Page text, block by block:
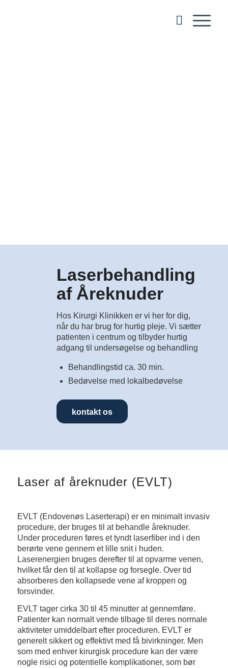
Laserbehandling
af Åreknuder
Hos Kirurgi Klinikken er vi her for dig,
når du har brug for hurtig pleje. Vi sætter
patienten i centrum og tilbyder hurtig
adgang til undersøgelse og behandling
Behandlingstid ca. 30 min.
Bedøvelse med lokalbedøvelse
kontakt os
Laser af åreknuder (EVLT)
EVLT (Endovenøs Laserterapi) er en minimalt invasiv
procedure, der bruges til at behandle åreknuder.
Under proceduren føres et tyndt laserfiber ind i den
berørte vene gennem et lille snit i huden.
Laserenergien bruges derefter til at opvarme venen,
hvilket får den til at kollapse og forsegle. Over tid
absorberes den kollapsede vene af kroppen og
forsvinder.
EVLT tager cirka 30 til 45 minutter at gennemføre.
Patienter kan normalt vende tilbage til deres normale
aktiviteter umiddelbart efter proceduren. EVLT er
generelt sikkert og effektivt med få bivirkninger. Men
som med enhver kirurgisk procedure kan der være
nogle risici og potentielle komplikationer, som bør